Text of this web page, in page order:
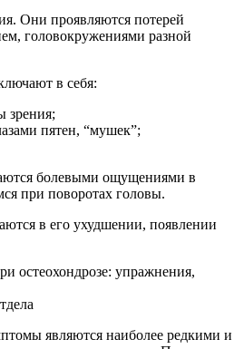
Они проявляются потерей
головокружениями разной
в себя:
зрения;
пятен, “мушек”;
болевыми ощущениями в
при поворотах головы.
в его ухудшении, появлении
являются наиболее редкими и